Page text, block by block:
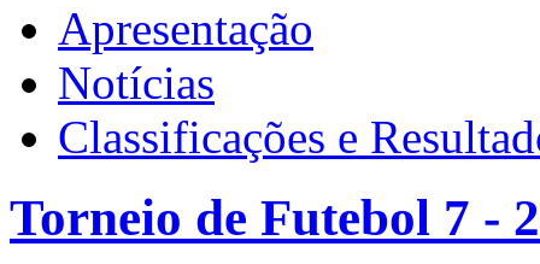
Apresentação
Notícias
Classificações e
Torneio de Futebol 7 -